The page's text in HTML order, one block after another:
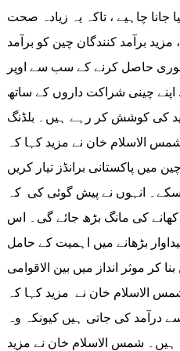
چاہیے ، تاکہ یہ زیادہ صحت
برآمد کنندگان چین کو برآمد
حاصل کرنے کے سب سے اوپر
اپنے چینی شراکت داروں کے ساتھ
کی کوشش کر رہے ہیں۔ بلڈنگ
شمس الاسلام خان نے مزید کہا کہ
میں پاکستانی برانڈز تیار کریں
انہوں نے پیش گوئی کی کہ
کی مانگ بڑھ جائے گی۔ اس
بڑھانے میں اہمیت کے حامل
کر موثر انداز میں بین الاقوامی
الاسلام خان نے مزید کہا کہ
درآمد کی جاتی ہیں کیونکہ وہ
شمس الاسلام خان نے مزید